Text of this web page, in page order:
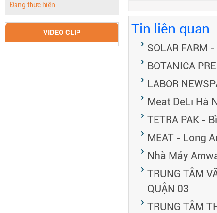
Tin liên quan
SOLAR FARM
BOTANICA
LABOR
Meat DeLi Hà
TETRA PAK -
MEAT - Long
Nhà Máy
TRUNG TÂM
QUẬN 03
TRUNG TÂM
Đang thực hiện
VIDEO CLIP